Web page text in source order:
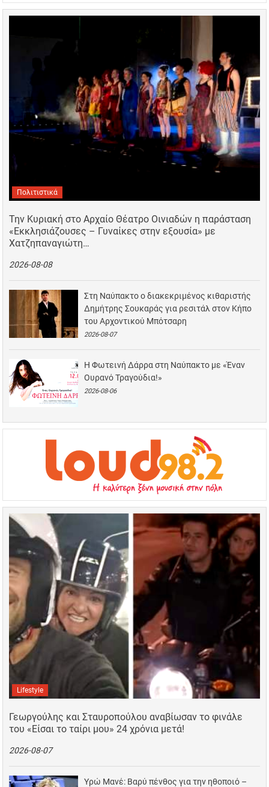
Πολιτιστικά
Την Κυριακή στο Αρχαίο Θέατρο Οινιαδών η παράσταση
«Εκκλησιάζουσες – Γυναίκες στην εξουσία» με
Χατζηπαναγιώτη…
2026-08-08
Στη Ναύπακτο ο διακεκριμένος κιθαριστής
Δημήτρης Σουκαράς για ρεσιτάλ στον Κήπο
του Αρχοντικού Μπότσαρη
2026-08-07
Η Φωτεινή Δάρρα στη Ναύπακτο με «Έναν
Ουρανό Τραγούδια!»
2026-08-06
Lifestyle
Γεωργούλης και Σταυροπούλου αναβίωσαν το φινάλε
του «Είσαι το ταίρι μου» 24 χρόνια μετά!
2026-08-07
Υρώ Μανέ: Βαρύ πένθος για την ηθοποιό –